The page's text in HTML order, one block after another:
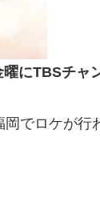
曜にTBSチャ
でロケが行